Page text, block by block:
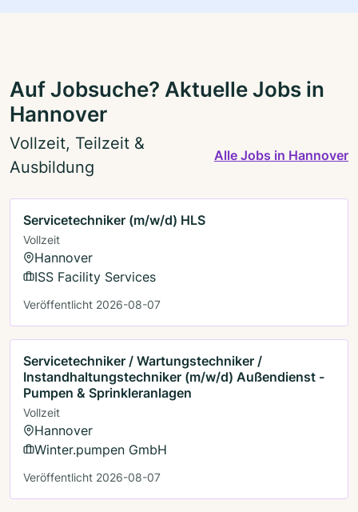
Auf Jobsuche? Aktuelle Jobs in
Hannover
Vollzeit, Teilzeit &
Ausbildung
Alle Jobs in Hannover
Servicetechniker (m/w/d) HLS
Vollzeit
Hannover
ISS Facility Services
Veröffentlicht 2026-08-07
Servicetechniker / Wartungstechniker /
Instandhaltungstechniker (m/w/d) Außendienst -
Pumpen & Sprinkleranlagen
Vollzeit
Hannover
Winter.pumpen GmbH
Veröffentlicht 2026-08-07